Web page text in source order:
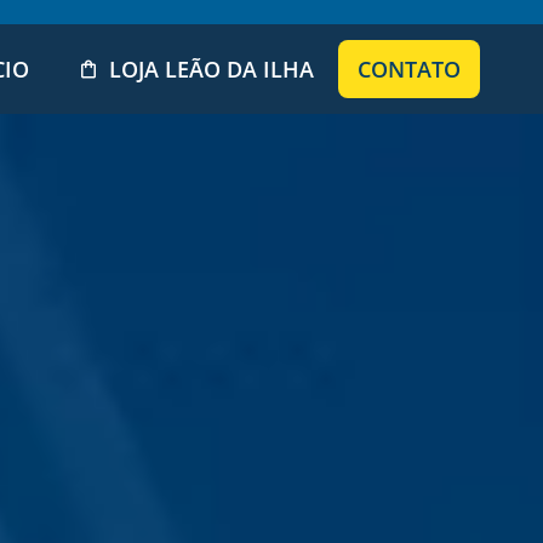
LOJA LEÃO DA ILHA CONTATO